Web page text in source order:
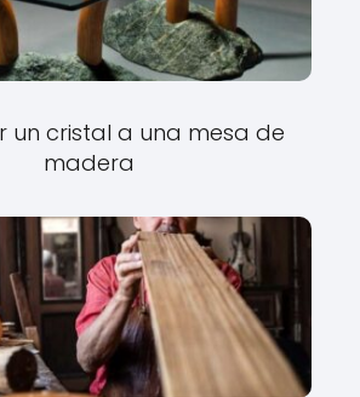
un cristal ⁢a una mesa de
madera